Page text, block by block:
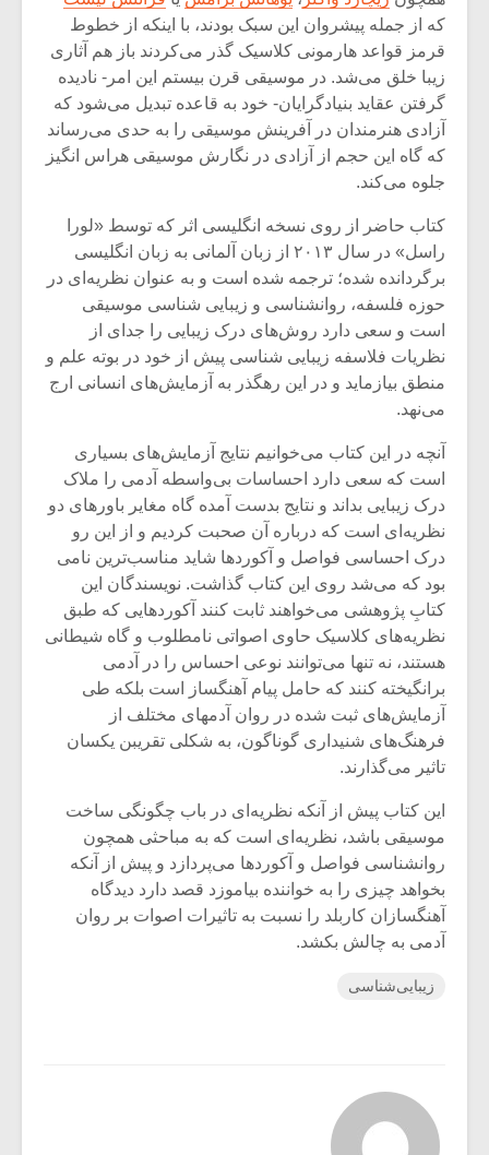
که از جمله پیشروان این سبک بودند، با اینکه از خطوط
قرمز قواعد هارمونی کلاسیک گذر می‌کردند باز هم آثاری
زیبا خلق می‌شد. در موسیقی قرن بیستم این امر- نادیده
گرفتن عقاید بنیادگرایان- خود به قاعده تبدیل می‌‌شود که
آزادی هنرمندان در آفرینش موسیقی را به حدی می‌رساند
که گاه این حجم از آزادی در نگارش موسیقی هراس انگیز
جلوه می‌کند.
کتاب حاضر از روی نسخه انگلیسی اثر که توسط «لورا
راسل» در سال ۲۰۱۳ از زبان آلمانی به زبان انگلیسی
برگردانده شده؛ ترجمه شده است و به عنوان نظریه‌ای در
حوزه فلسفه، روانشناسی و زیبایی شناسی موسیقی
است و سعی دارد روش‌های درک زیبایی را جدای از
نظریات فلاسفه زیبایی شناسی پیش از خود در بوته علم و
منطق بیازماید و در این رهگذر به آزمایش‌های انسانی ارج
می‌نهد.
آنچه در این کتاب می‌خوانیم نتایج آزمایش‌های بسیاری
است که سعی دارد احساسات بی‌واسطه آدمی را ملاک
درک زیبایی بداند و نتایج بدست آمده گاه مغایر باورهای دو
نظریه‌ای است که درباره آن صحبت کردیم و از این رو
درک احساسی فواصل و آکوردها شاید مناسب‌ترین نامی
بود که می‌شد روی این کتاب گذاشت. نویسندگان این
کتابِ پژوهشی می‌خواهند ثابت کنند آکوردهایی که طبق
نظریه‌های کلاسیک حاوی اصواتی نامطلوب و گاه شیطانی
هستند، نه تنها می‌توانند نوعی احساس را در آدمی
برانگیخته کنند که حامل پیام آهنگساز است بلکه طی
آزمایش‌های ثبت شده در روان آدمهای مختلف از
فرهنگ‌های شنیداری گوناگون، به شکلی تقریبن یکسان
تاثیر می‌گذارند.
این کتاب پیش از آنکه نظریه‌ای در باب چگونگی ساخت
موسیقی باشد، نظریه‌ای است که به مباحثی همچون
روانشناسی فواصل و آکوردها می‌پردازد و پیش از آنکه
بخواهد چیزی را به خواننده بیاموزد قصد دارد دیدگاه
آهنگسازان کاربلد را نسبت به تاثیرات اصوات بر روان
آدمی به چالش بکشد.
زیبایی‌شناسی